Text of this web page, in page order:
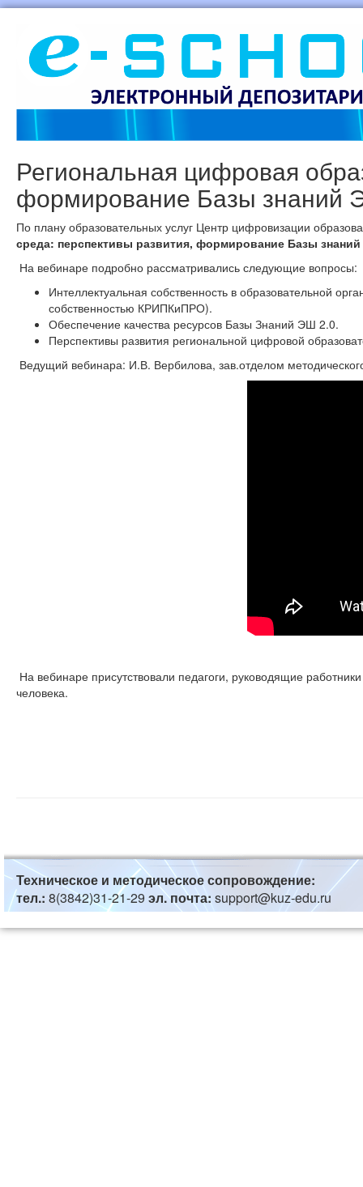
Региональная цифровая
формирование Базы знаний
По плану образовательных услуг Центр цифровизации
среда: перспективы развития, формирование Базы
На вебинаре подробно рассматривались следующие вопросы:
Интеллектуальная собственность в образовательной
собственностью КРИПКиПРО).
Обеспечение качества ресурсов Базы Знаний ЭШ 2.0.
Перспективы развития региональной цифровой
Ведущий вебинара: И.В. Вербилова, зав.отделом
На вебинаре присутствовали педагоги, руководящие
человека.
Техническое и методическое сопровождение:
тел.: 8(3842)31-21-29 эл. почта: support@kuz-edu.ru